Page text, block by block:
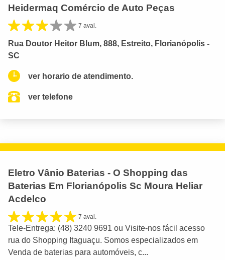
Heidermaq Comércio de Auto Peças
7 aval.
Rua Doutor Heitor Blum, 888, Estreito, Florianópolis -
SC
ver horario de atendimento.
ver telefone
Eletro Vânio Baterias - O Shopping das
Baterias Em Florianópolis Sc Moura Heliar
Acdelco
7 aval.
Tele-Entrega: (48) 3240 9691 ou Visite-nos fácil acesso
rua do Shopping Itaguaçu. Somos especializados em
Venda de baterias para automóveis, c...